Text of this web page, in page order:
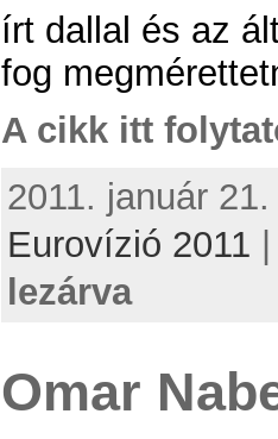
írt dallal és az
fog
A cikk itt
2011. január
Eurovízió 2011
lezárva
Omar